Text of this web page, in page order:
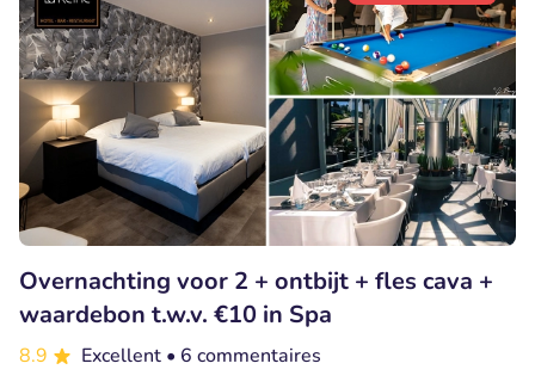
Overnachting voor 2 + ontbijt + fles cava +
waardebon t.w.v. €10 in Spa
8.9 Excellent • 6 commentaires